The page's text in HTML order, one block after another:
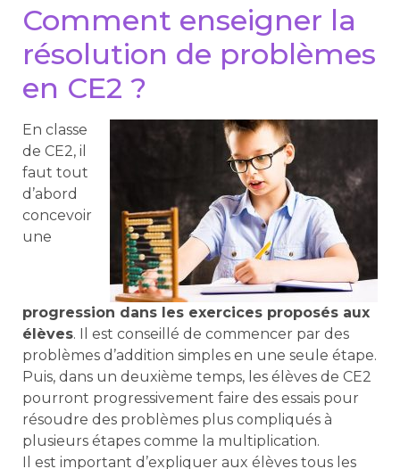
Comment enseigner la
résolution de problèmes
en CE2 ?
En classe
de CE2, il
faut tout
d’abord
concevoir
une
progression dans les exercices proposés aux
élèves. Il est conseillé de commencer par des
problèmes d’addition simples en une seule étape.
Puis, dans un deuxième temps, les élèves de CE2
pourront progressivement faire des essais pour
résoudre des problèmes plus compliqués à
plusieurs étapes comme la multiplication.
Il est important d’expliquer aux élèves tous les